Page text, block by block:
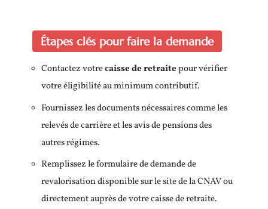
Étapes clés pour faire la demande
Contactez votrecaisse de retraitepour vérifier
votre éligibilité au minimum contributif.
Fournissez les documents nécessaires comme les
relevés de carrière et les avis de pensions des
autres régimes.
Remplissez le formulaire de demande de
revalorisation disponible sur le site de la CNAV ou
directement auprès de votre caisse de retraite.